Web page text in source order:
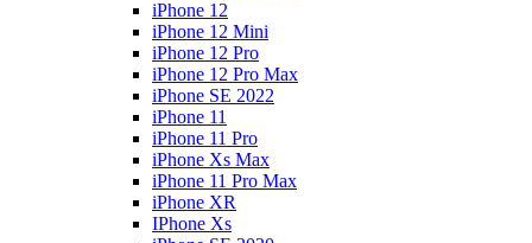
iPhone 12
iPhone 12 Mini
iPhone 12 Pro
iPhone 12 Pro Max
iPhone SE 2022
iPhone 11
iPhone 11 Pro
iPhone Xs Max
iPhone 11 Pro Max
iPhone XR
IPhone Xs